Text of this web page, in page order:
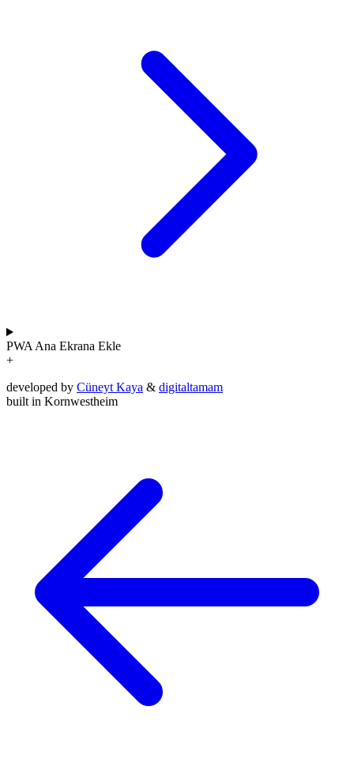
PWA Ana Ekrana Ekle
+
developed by Cüneyt Kaya & digitaltamam
built in Kornwestheim